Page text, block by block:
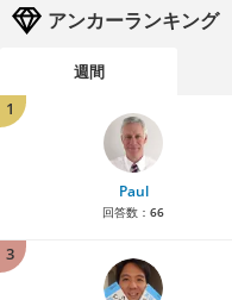
アンカーランキング
週間
1
Paul
回答数： 66
3